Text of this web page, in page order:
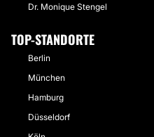
Dr. Monique Stengel
TOP-STANDORTE
Berlin
München
Hamburg
Düsseldorf